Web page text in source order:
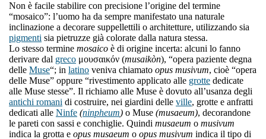
Non è facile stabilire con precisione l’origine del termine
“mosaico”: l’uomo ha da sempre manifestato una naturale
inclinazione a decorare suppellettili o architetture, utilizzando sia
pigmenti sia pietruzze già colorate dalla natura stessa.
Lo stesso termine mosaico è di origine incerta: alcuni lo fanno
derivare dal greco μουσαικόν (musaikòn), “opera paziente degna
delle Muse“; in latino veniva chiamato opus musivum, cioè “opera
delle Muse” oppure “rivestimento applicato alle grotte dedicate
alle Muse stesse”. Il richiamo alle Muse è dovuto all’usanza degli
antichi romani di costruire, nei giardini delle ville, grotte e anfratti
dedicati alle Ninfe (ninpheum) o Muse (musaeum), decorandone
le pareti con sassi e conchiglie. Quindi musaeum o musivum
indica la grotta e opus musaeum o opus musivum indica il tipo di